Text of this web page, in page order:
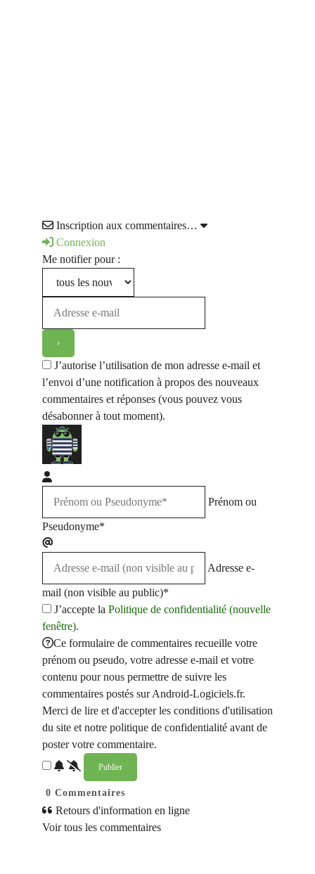
Inscription aux commentaires…
Connexion
Me notifier pour :
J’autorise l’utilisation de mon adresse e-mail et
l’envoi d’une notification à propos des nouveaux
commentaires et réponses (vous pouvez vous
désabonner à tout moment).
Prénom ou
Pseudonyme*
Adresse e-
mail (non visible au public)*
J’accepte la Politique de confidentialité (nouvelle
fenêtre).
Ce formulaire de commentaires recueille votre
prénom ou pseudo, votre adresse e-mail et votre
contenu pour nous permettre de suivre les
commentaires postés sur Android-Logiciels.fr.
Merci de lire et d'accepter les conditions d'utilisation
du site et notre politique de confidentialité avant de
poster votre commentaire.
0 Commentaires
Retours d'information en ligne
Voir tous les commentaires